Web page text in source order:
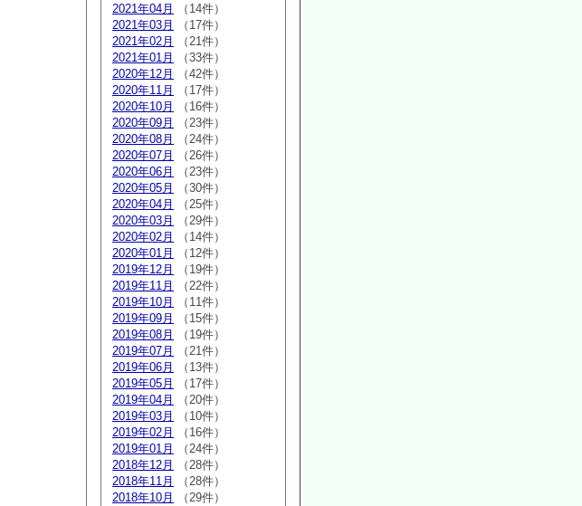
2021年04月
（14件）
2021年03月
（17件）
2021年02月
（21件）
2021年01月
（33件）
2020年12月
（42件）
2020年11月
（17件）
2020年10月
（16件）
2020年09月
（23件）
2020年08月
（24件）
2020年07月
（26件）
2020年06月
（23件）
2020年05月
（30件）
2020年04月
（25件）
2020年03月
（29件）
2020年02月
（14件）
2020年01月
（12件）
2019年12月
（19件）
2019年11月
（22件）
2019年10月
（11件）
2019年09月
（15件）
2019年08月
（19件）
2019年07月
（21件）
2019年06月
（13件）
2019年05月
（17件）
2019年04月
（20件）
2019年03月
（10件）
2019年02月
（16件）
2019年01月
（24件）
2018年12月
（28件）
2018年11月
（28件）
2018年10月
（29件）